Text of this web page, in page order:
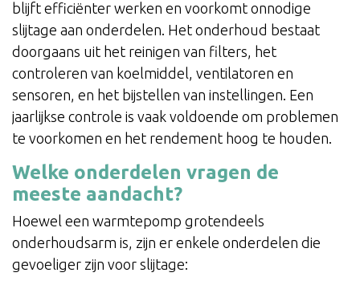
blijft efficiënter werken en voorkomt onnodige
slijtage aan onderdelen. Het onderhoud bestaat
doorgaans uit het reinigen van filters, het
controleren van koelmiddel, ventilatoren en
sensoren, en het bijstellen van instellingen. Een
jaarlijkse controle is vaak voldoende om problemen
te voorkomen en het rendement hoog te houden.
Welke onderdelen vragen de
meeste aandacht?
Hoewel een warmtepomp grotendeels
onderhoudsarm is, zijn er enkele onderdelen die
gevoeliger zijn voor slijtage: